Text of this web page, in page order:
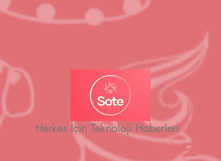
Herkes İçin Teknoloji Haberleri